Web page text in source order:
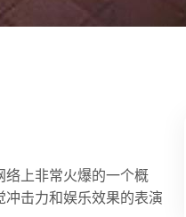
络上非常火爆的一个概
冲击力和娱乐效果的表演